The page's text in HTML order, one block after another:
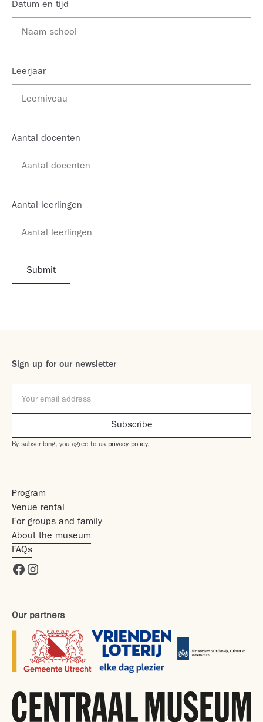
Datum en tijd
Leerjaar
Aantal docenten
Aantal leerlingen
Program
Venue rental
For groups and family
About the museum
FAQs
Our partners
Sign up for our newsletter
By subscribing, you agree to us privacy policy.